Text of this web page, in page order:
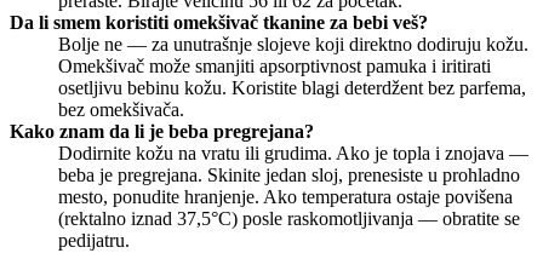
Da li smem koristiti omekšivač tkanine za bebi veš?
Bolje ne — za unutrašnje slojeve koji direktno dodiruju kožu.
Omekšivač može smanjiti apsorptivnost pamuka i iritirati
osetljivu bebinu kožu. Koristite blagi deterdžent bez parfema,
bez omekšivača.
Kako znam da li je beba pregrejana?
Dodirnite kožu na vratu ili grudima. Ako je topla i znojava —
beba je pregrejana. Skinite jedan sloj, prenesiste u prohladno
mesto, ponudite hranjenje. Ako temperatura ostaje povišena
(rektalno iznad 37,5°C) posle raskomotljivanja — obratite se
pedijatru.